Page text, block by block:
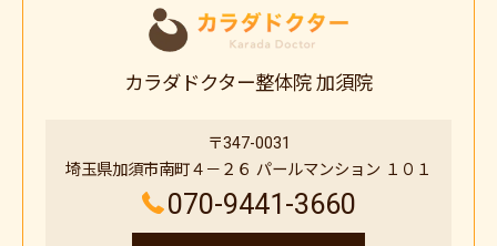
カラダドクター整体院 加須院
〒347-0031
埼玉県加須市南町４－２６ パールマンション １０１
070-9441-3660